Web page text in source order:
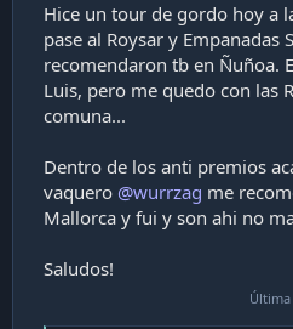
Hice un tour de gordo hoy a
pase al Roysar y Empanadas
recomendaron tb en Ñuñoa.
Luis, pero me quedo con las
comuna...
Dentro de los anti premios
vaquero @wurrzag me
Mallorca y fui y son ahi no
Saludos!